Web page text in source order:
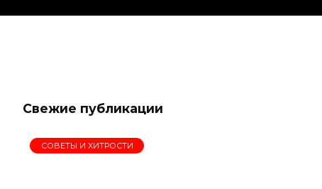
Свежие публикации
СОВЕТЫ И ХИТРОСТИ